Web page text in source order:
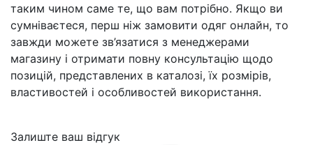
таким чином саме те, що вам потрібно. Якщо ви
сумніваєтеся, перш ніж замовити одяг онлайн, то
завжди можете зв’язатися з менеджерами
магазину і отримати повну консультацію щодо
позицій, представлених в каталозі, їх розмірів,
властивостей і особливостей використання.
Залиште ваш відгук